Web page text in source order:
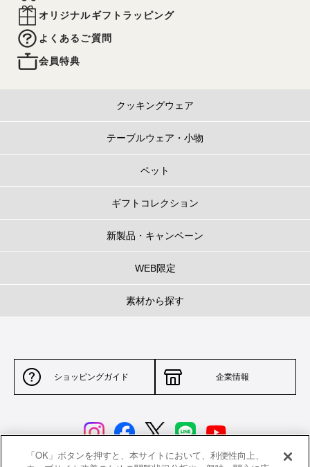
オリジナルギフトラッピング
よくあるご質問
会員特典
クッキングウェア
テーブルウェア・小物
ペット
ギフトコレクション
新製品・キャンペーン
WEB限定
素材から探す
ショッピングガイド 企業情報
「OK」ボタンを押すと、本サイトにおいて、利便性向上、